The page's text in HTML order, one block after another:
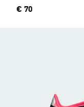
Precio
€ 70